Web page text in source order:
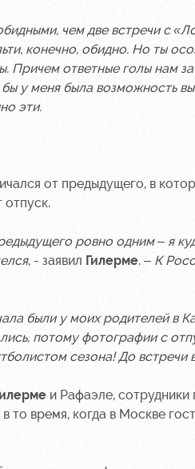
чем две встречи с
конечно, обидно. Но ты
Причем ответные голы нам
у меня была возможность
эти.
от предыдущего, в
отпуск.
ровно одним – я
, - заявил Гилерме. – К
были у моих родителей в
потому фотографии с
сезона! До встречи
и Рафаэле,
то время, когда в Москве